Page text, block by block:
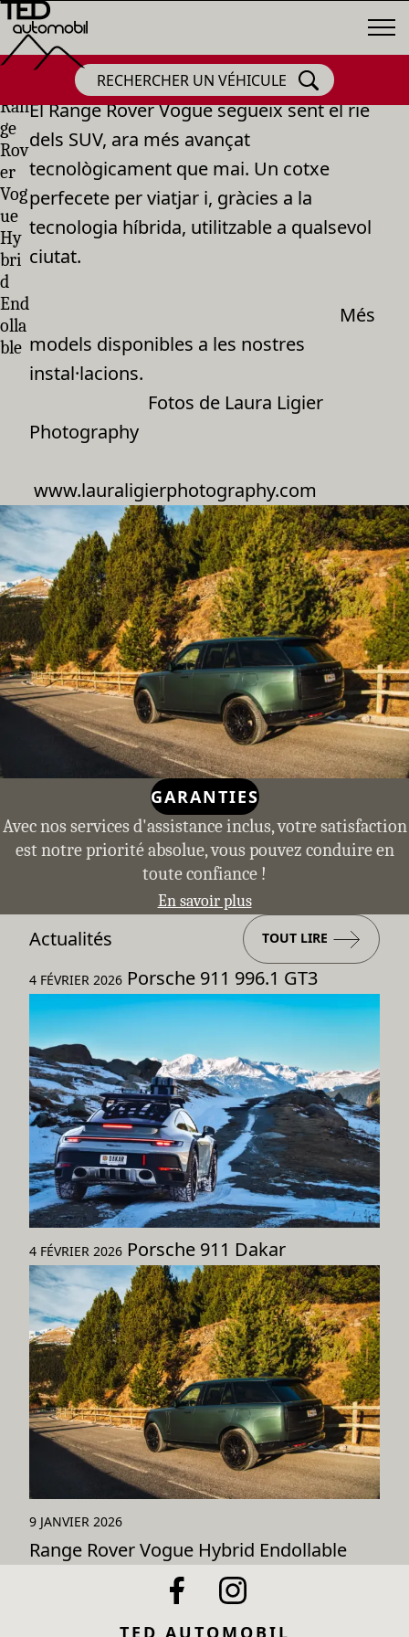
RECHERCHER UN VÉHICULE
Ran
ge
Rov
er
Vog
ue
Hy
bri
d
End
olla
ble
El Range Rover Vogue segueix sent el rie
dels SUV, ara més avançat
tecnològicament que mai. Un cotxe
perfecete per viatjar i, gràcies a la
tecnologia híbrida, utilitzable a qualsevol
ciutat.
Més
models disponibles a les nostres
instal·lacions.
Fotos de Laura Ligier
Photography
www.lauraligierphotography.com
GARANTIES
Avec nos services d'assistance inclus, votre satisfaction
est notre priorité absolue, vous pouvez conduire en
toute confiance !
En savoir plus
Actualités TOUT LIRE
4 FÉVRIER 2026 Porsche 911 996.1 GT3
4 FÉVRIER 2026 Porsche 911 Dakar
9 JANVIER 2026
Range Rover Vogue Hybrid Endollable
TED AUTOMOBIL